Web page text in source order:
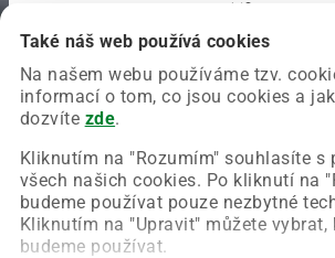
Také náš web používá cookies
Na našem webu používáme tzv.
informací o tom, co jsou cookies a
dozvíte zde.
Kliknutím na "Rozumím" souhlasíte s
všech našich cookies. Po kliknutí na
budeme používat pouze nezbytné
Kliknutím na "Upravit" můžete vybrat,
budeme používat.
Chyba nastala na naší straně a už
Zkuste prosím znovu načíst
Obnovit stránku